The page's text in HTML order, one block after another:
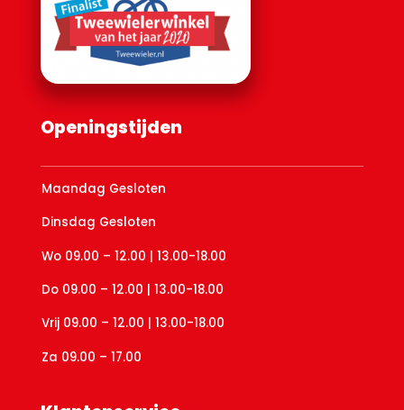
Openingstijden
Maandag Gesloten
Dinsdag Gesloten
Wo 09.00 – 12.00 | 13.00-18.00
Do 09.00 – 12.00 | 13.00-18.00
Vrij 09.00 – 12.00 | 13.00-18.00
Za 09.00 – 17.00